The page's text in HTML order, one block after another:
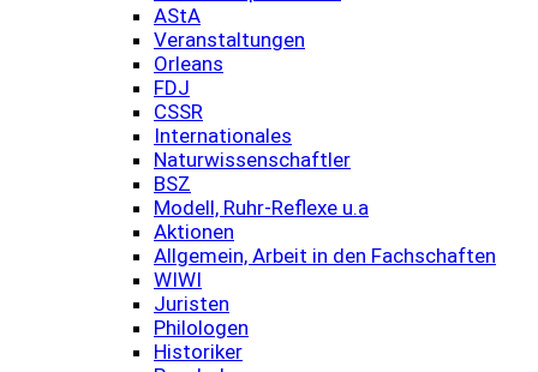
AStA
Veranstaltungen
Orleans
FDJ
CSSR
Internationales
Naturwissenschaftler
BSZ
Modell, Ruhr-Reflexe u.a
Aktionen
Allgemein, Arbeit in den Fachschaften
WIWI
Juristen
Philologen
Historiker